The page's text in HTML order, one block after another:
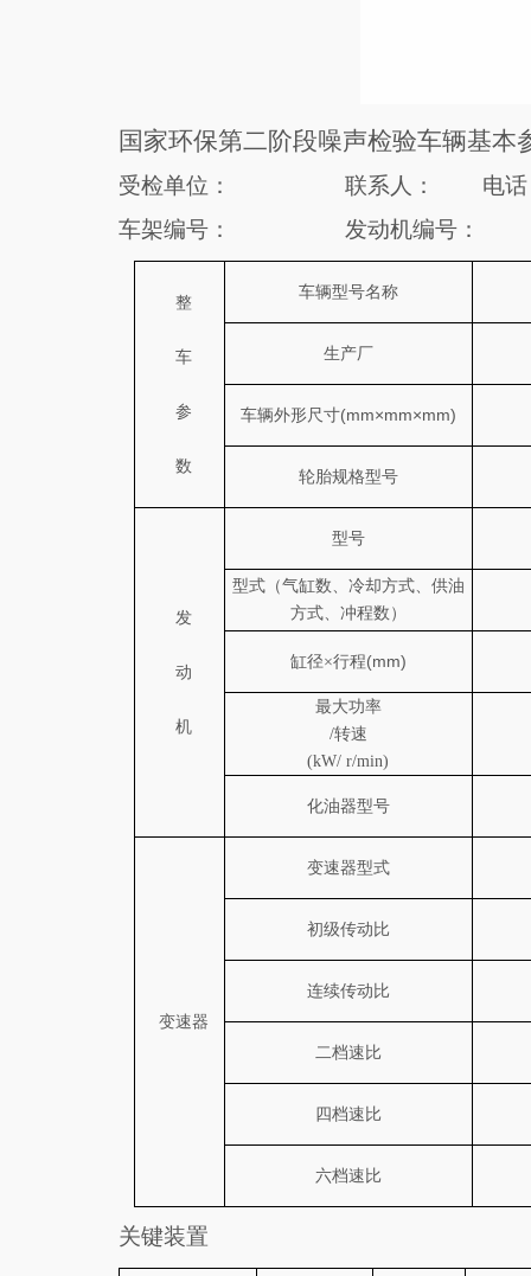
国家环保第二阶段噪声检验车辆基本
受检单位： 联系人：
电
车架编号：
发动机编号：
整
车
参
数
车辆型号名称
生产厂
车辆外形尺寸(mm×mm×mm)
轮胎规格型号
发
动
机
型号
型式（气缸数、冷却方式、供油
方式、冲程数）
缸径×行程(mm)
最大功率
/转速
(kW/ r/min)
化油器型号
变速器
变速器型式
初级传动比
连续传动比
二档速比
四档速比
六档速比
关键装置